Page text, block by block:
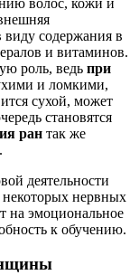
виду содержания в
и витаминов.
роль, ведь при
и ломкими,
сухой, может
становятся
ран так же
деятельности
некоторых нервных
на эмоциональное
к обучению.